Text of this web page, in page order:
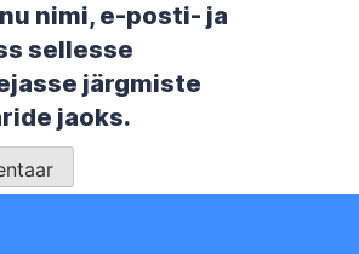
nimi, e-posti- ja
sellesse
järgmiste
jaoks.